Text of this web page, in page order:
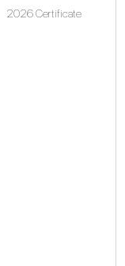
2026 Certificate